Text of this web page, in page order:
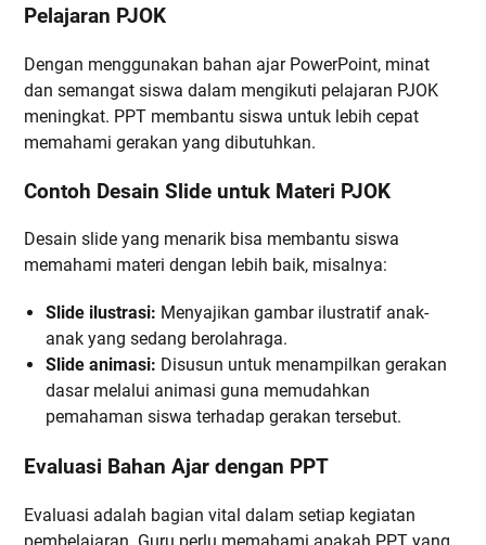
Pelajaran PJOK
Dengan menggunakan bahan ajar PowerPoint, minat
dan semangat siswa dalam mengikuti pelajaran PJOK
meningkat. PPT membantu siswa untuk lebih cepat
memahami gerakan yang dibutuhkan.
Contoh Desain Slide untuk Materi PJOK
Desain slide yang menarik bisa membantu siswa
memahami materi dengan lebih baik, misalnya:
Slide ilustrasi: Menyajikan gambar ilustratif anak-
anak yang sedang berolahraga.
Slide animasi: Disusun untuk menampilkan gerakan
dasar melalui animasi guna memudahkan
pemahaman siswa terhadap gerakan tersebut.
Evaluasi Bahan Ajar dengan PPT
Evaluasi adalah bagian vital dalam setiap kegiatan